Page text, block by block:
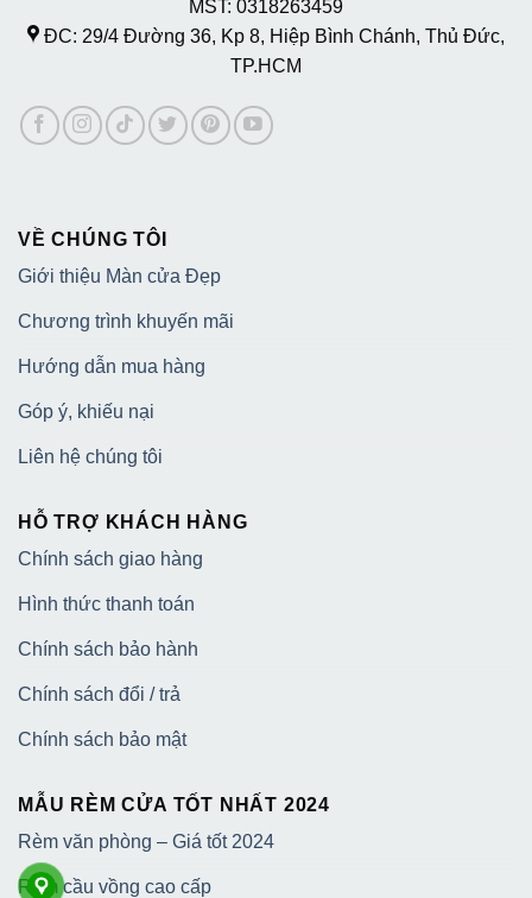
MST: 0318263459
ĐC: 29/4 Đường 36, Kp 8, Hiệp Bình Chánh, Thủ Đức,
TP.HCM
VỀ CHÚNG TÔI
Giới thiệu Màn cửa Đẹp
Chương trình khuyến mãi
Hướng dẫn mua hàng
Góp ý, khiếu nại
Liên hệ chúng tôi
HỖ TRỢ KHÁCH HÀNG
Chính sách giao hàng
Hình thức thanh toán
Chính sách bảo hành
Chính sách đổi / trả
Chính sách bảo mật
MẪU RÈM CỬA TỐT NHẤT 2024
Rèm văn phòng – Giá tốt 2024
Rèm cầu vồng cao cấp